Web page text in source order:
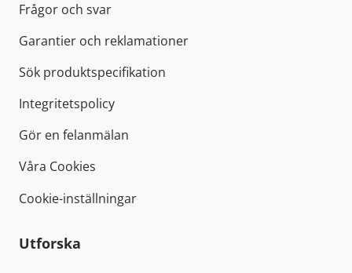
Frågor och svar
Garantier och reklamationer
Sök produktspecifikation
Integritetspolicy
Gör en felanmälan
Våra Cookies
Cookie-inställningar
Utforska